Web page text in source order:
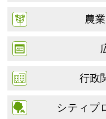
農
行政
シティプ